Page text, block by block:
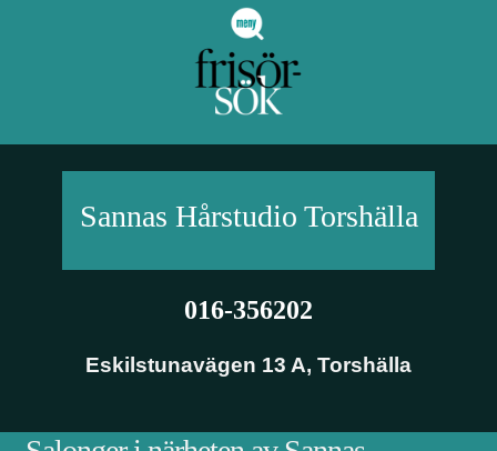
Sannas Hårstudio Torshälla
016-356202
Eskilstunavägen 13 A, Torshälla